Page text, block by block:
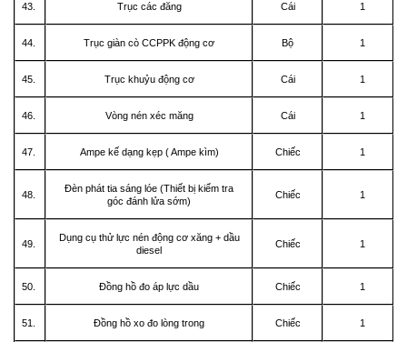
43. Trục các đăng Cái 1
44. Trục giàn cò CCPPK động cơ Bộ 1
45. Trục khuỷu động cơ Cái 1
46. Vòng nén xéc măng Cái 1
47. Ampe kế dạng kẹp ( Ampe kìm) Chiếc 1
48.
Đèn phát tia sáng lóe (Thiết bị kiểm tra
góc đánh lửa sớm)
Chiếc 1
49.
Dụng cụ thử lực nén động cơ xăng + dầu
diesel
Chiếc 1
50. Đồng hồ đo áp lực dầu Chiếc 1
51. Đồng hồ xo đo lòng trong Chiếc 1